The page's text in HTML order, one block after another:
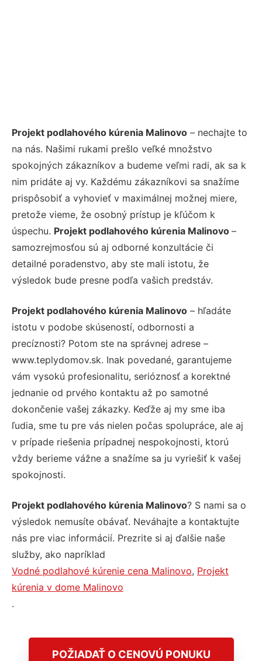
Projekt podlahového kúrenia Malinovo – nechajte to
na nás. Našimi rukami prešlo veľké množstvo
spokojných zákazníkov a budeme veľmi radi, ak sa k
nim pridáte aj vy. Každému zákazníkovi sa snažíme
prispôsobiť a vyhovieť v maximálnej možnej miere,
pretože vieme, že osobný prístup je kľúčom k
úspechu. Projekt podlahového kúrenia Malinovo –
samozrejmosťou sú aj odborné konzultácie či
detailné poradenstvo, aby ste mali istotu, že
výsledok bude presne podľa vašich predstáv.
Projekt podlahového kúrenia Malinovo – hľadáte
istotu v podobe skúseností, odbornosti a
precíznosti? Potom ste na správnej adrese –
www.teplydomov.sk. Inak povedané, garantujeme
vám vysokú profesionalitu, serióznosť a korektné
jednanie od prvého kontaktu až po samotné
dokončenie vašej zákazky. Keďže aj my sme iba
ľudia, sme tu pre vás nielen počas spolupráce, ale aj
v prípade riešenia prípadnej nespokojnosti, ktorú
vždy berieme vážne a snažíme sa ju vyriešiť k vašej
spokojnosti.
Projekt podlahového kúrenia Malinovo? S nami sa o
výsledok nemusíte obávať. Neváhajte a kontaktujte
nás pre viac informácií. Prezrite si aj ďalšie naše
služby, ako napríklad
Vodné podlahové kúrenie cena Malinovo, Projekt
kúrenia v dome Malinovo
.
POŽIADAŤ O CENOVÚ PONUKU